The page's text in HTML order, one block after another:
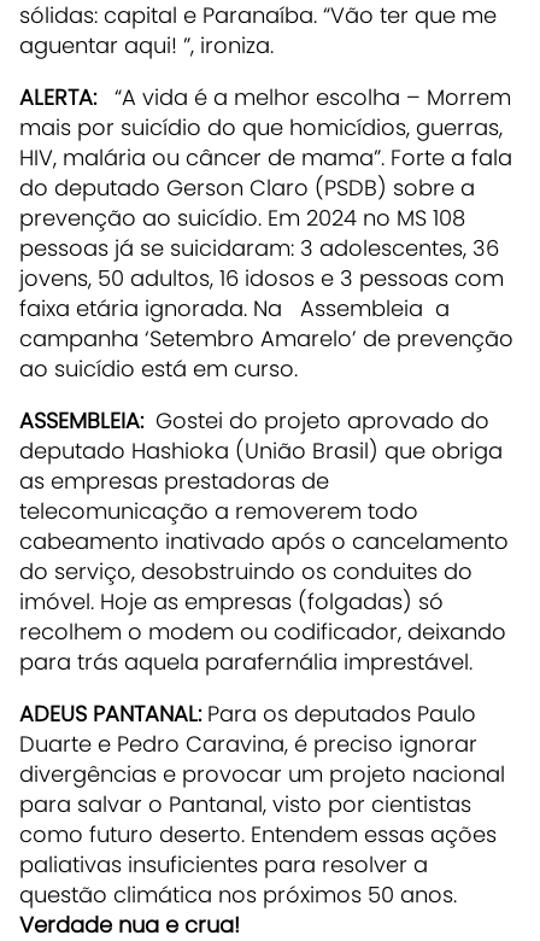
sólidas: capital e Paranaíba. “Vão ter que me
aguentar aqui! ”, ironiza.
ALERTA: “A vida é a melhor escolha – Morrem
mais por suicídio do que homicídios, guerras,
HIV, malária ou câncer de mama”. Forte a fala
do deputado Gerson Claro (PSDB) sobre a
prevenção ao suicídio. Em 2024 no MS 108
pessoas já se suicidaram: 3 adolescentes, 36
jovens, 50 adultos, 16 idosos e 3 pessoas com
faixa etária ignorada. Na Assembleia a
campanha ‘Setembro Amarelo’ de prevenção
ao suicídio está em curso.
ASSEMBLEIA: Gostei do projeto aprovado do
deputado Hashioka (União Brasil) que obriga
as empresas prestadoras de
telecomunicação a removerem todo
cabeamento inativado após o cancelamento
do serviço, desobstruindo os conduites do
imóvel. Hoje as empresas (folgadas) só
recolhem o modem ou codificador, deixando
para trás aquela parafernália imprestável.
ADEUS PANTANAL:Para os deputados Paulo
Duarte e Pedro Caravina, é preciso ignorar
divergências e provocar um projeto nacional
para salvar o Pantanal, visto por cientistas
como futuro deserto. Entendem essas ações
paliativas insuficientes para resolver a
questão climática nos próximos 50 anos.
Verdade nua e crua!